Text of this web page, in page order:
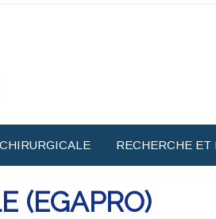
RECHERCHE ET
(EGAPRO)